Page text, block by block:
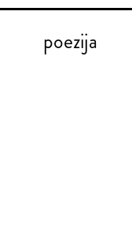
poezija